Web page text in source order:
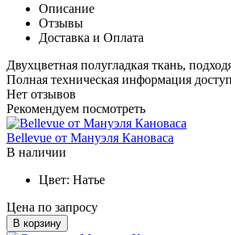
Описание
Отзывы
Доставка и Оплата
Двухцветная полугладкая ткань,
Полная техническая информация
Нет отзывов
Рекомендуем посмотреть
Bellevue от Мануэля Кановаса
В наличии
Цвет: Натье
Цена по запросу
В корзину